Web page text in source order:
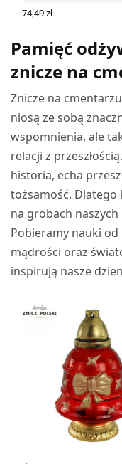
74,49zł
Pamięć
znicze na
Znicze na
niosą ze sobą
wspomnienia, ale
relacji z
historia, echa
tożsamość.
na grobach
Pobieramy nauki
mądrości oraz
inspirują nasze